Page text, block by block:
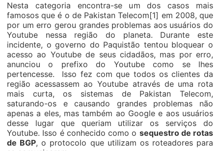
Nesta categoria encontra-se um dos casos mais
famosos que é o de Pakistan Telecom[1] em 2008, que
por um erro gerou grandes problemas aos usuários do
Youtube nessa região do planeta. Durante este
incidente, o governo do Paquistão tentou bloquear o
acesso ao Youtube de seus cidadãos, mas por erro,
anunciou o prefixo do Youtube como se lhes
pertencesse. Isso fez com que todos os clientes da
região acessassem ao Youtube através de uma rota
mais curta, os sistemas de Pakistan Telecom,
saturando-os e causando grandes problemas não
apenas a eles, mas também ao Google e aos usuários
desse lugar que queriam utilizar os serviços do
Youtube. Isso é conhecido como o sequestro de rotas
de BGP, o protocolo que utilizam os roteadores para